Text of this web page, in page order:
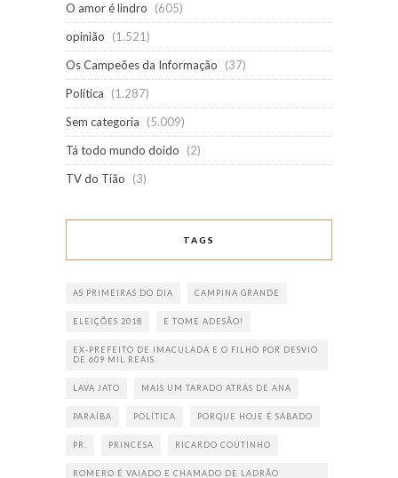
O amor é lindro
(605)
opinião
(1.521)
Os Campeões da Informação
(37)
Política
(1.287)
Sem categoria
(5.009)
Tá todo mundo doido
(2)
TV do Tião
(3)
TAGS
AS PRIMEIRAS DO DIA CAMPINA GRANDE
ELEIÇÕES 2018 E TOME ADESÃO!
EX-PREFEITO DE IMACULADA E O FILHO POR DESVIO
DE 609 MIL REAIS
LAVA JATO MAIS UM TARADO ATRÁS DE ANA
PARAÍBA POLÍTICA PORQUE HOJE É SÁBADO
PR. PRINCESA RICARDO COUTINHO
ROMERO É VAIADO E CHAMADO DE LADRÃO